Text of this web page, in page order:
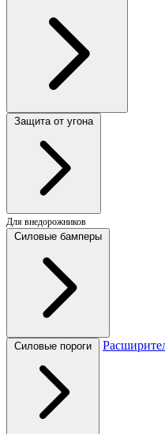
Защита от угона
Для внедорожников
Силовые бамперы
Силовые пороги